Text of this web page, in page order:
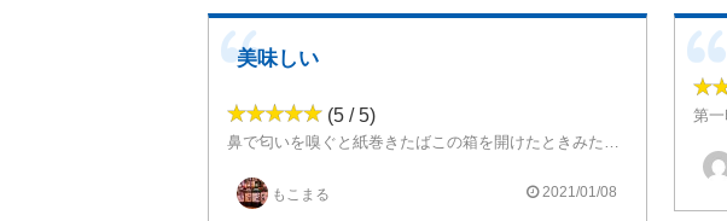
美味しい
(5 / 5)
またリピートしたいと思います。
もこまる 2021/01/08